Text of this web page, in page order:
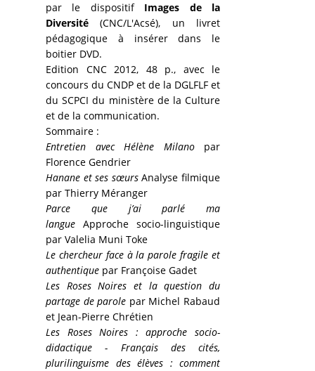
par le dispositifImages de la
Diversité (CNC/L'Acsé), un livret
pédagogique à insérer dans le
boitier DVD.
Edition CNC 2012, 48 p., avec le
concours du CNDP et de la DGLFLF et
du SCPCI du ministère de la Culture
et de la communication.
Sommaire :
Entretien avec Hélène Milanopar
Florence Gendrier
Hanane et ses sœursAnalyse filmique
par Thierry Méranger
Parce que j’ai parlé ma
langue Approche socio-linguistique
par Valelia Muni Toke
Le chercheur face à la parole fragile et
authentique par Françoise Gadet
Les Roses Noires et la question du
partage de parole par Michel Rabaud
et Jean-Pierre Chrétien
Les Roses Noires : approche socio-
didactique - Français des cités,
plurilinguisme des élèves : comment